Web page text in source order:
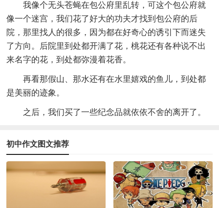
我像个无头苍蝇在包公府里乱转，可这个包公府就
像一个迷宫，我们花了好大的功夫才找到包公府的后
院，那里找人的很多，因为都在好奇心的诱引下而迷失
了方向。后院里到处都开满了花，桃花还有各种说不出
来名字的花，到处都弥漫着花香。
再看那假山、那水还有在水里嬉戏的鱼儿，到处都
是美丽的迹象。
之后，我们买了一些纪念品就依依不舍的离开了。
初中作文图文推荐